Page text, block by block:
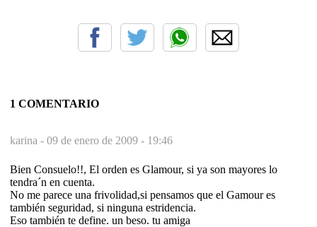
1 COMENTARIO
karina - 09 de enero de 2009 - 19:46
Bien Consuelo!!, El orden es Glamour, si ya son mayores lo
tendra´n en cuenta.
No me parece una frivolidad,si pensamos que el Gamour es
también seguridad, si ninguna estridencia.
Eso también te define. un beso. tu amiga